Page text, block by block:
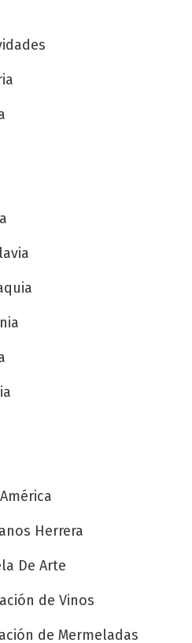
Herrera
De Arte
de Vinos
de Mermeladas